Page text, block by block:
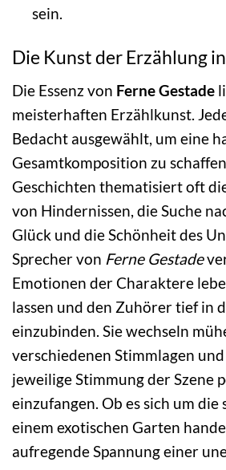
sein.
Die Kunst der Erzählung
Die Essenz von Ferne Gestade
meisterhaften Erzählkunst.
Bedacht ausgewählt, um eine
Gesamtkomposition zu
Geschichten thematisiert oft
von Hindernissen, die Suche
Glück und die Schönheit des
Sprecher von Ferne Gestade
Emotionen der Charaktere
lassen und den Zuhörer tief in
einzubinden. Sie wechseln
verschiedenen Stimmlagen
jeweilige Stimmung der Szene
einzufangen. Ob es sich um die
einem exotischen Garten
aufregende Spannung einer